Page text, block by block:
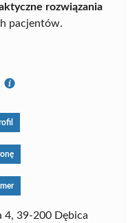
rozwiązania
pacjentów.
4, 39-200 Dębica